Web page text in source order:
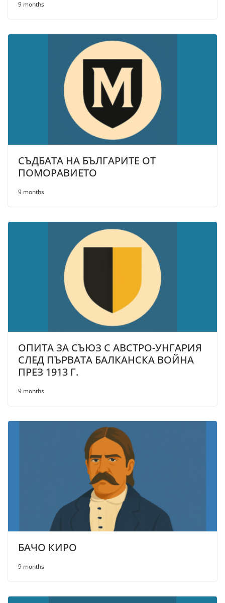
9 months
СЪДБАТА НА БЪЛГАРИТЕ ОТ
ПОМОРАВИЕТО
9 months
ОПИТА ЗА СЪЮЗ С АВСТРО-УНГАРИЯ
СЛЕД ПЪРВАТА БАЛКАНСКА ВОЙНА
ПРЕЗ 1913 Г.
9 months
БАЧО КИРО
9 months